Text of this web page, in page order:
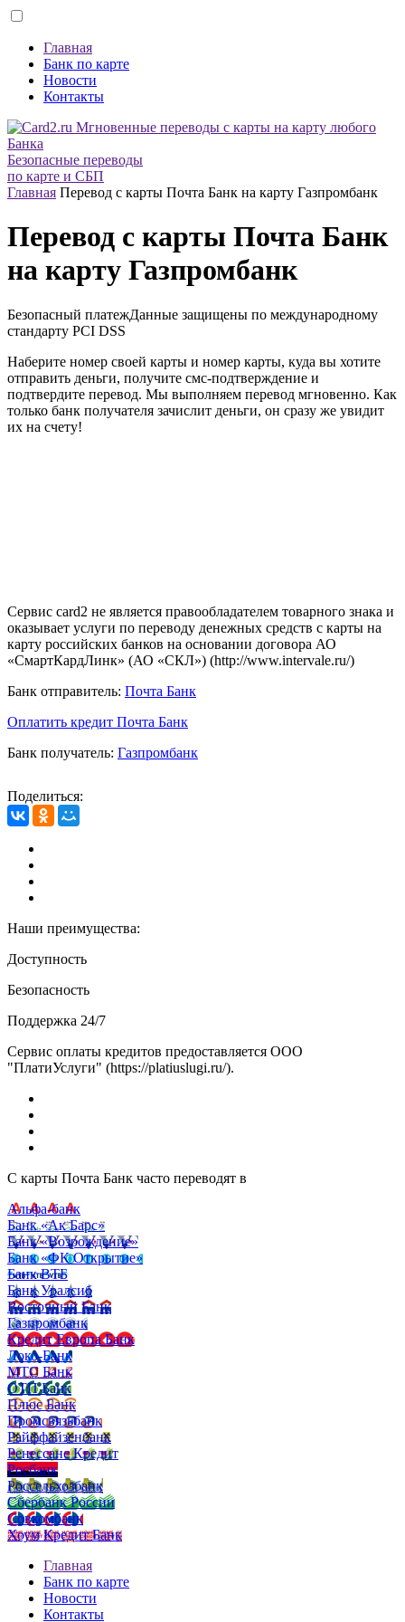
Главная
Банк по карте
Новости
Контакты
Безопасные переводы
по карте и СБП
Главная Перевод с карты Почта Банк на карту Газпромбанк
Перевод с карты Почта Банк
на карту Газпромбанк
Безопасный платежДанные защищены по международному
стандарту PCI DSS
Наберите номер своей карты и номер карты, куда вы хотите
отправить деньги, получите смс-подтверждение и
подтвердите перевод. Мы выполняем перевод мгновенно. Как
только банк получателя зачислит деньги, он сразу же увидит
их на счету!
Сервис card2 не является правообладателем товарного знака и
оказывает услуги по переводу денежных средств с карты на
карту российских банков на основании договора АО
«СмартКардЛинк» (АО «СКЛ») (http://www.intervale.ru/)
Банк отправитель: Почта Банк
Оплатить кредит Почта Банк
Банк получатель: Газпромбанк
Поделиться:
Наши преимущества:
Доступность
Безопасность
Поддержка 24/7
Сервис оплаты кредитов предоставляется ООО
"ПлатиУслуги" (https://platiuslugi.ru/).
С карты Почта Банк часто переводят в
Альфа-банк
Банк «Ак Барс»
Банк «Возрождение»
Банк «ФК Открытие»
Банк ВТБ
Банк Уралсиб
Восточный Банк
Газпромбанк
Кредит Европа Банк
Локо-Банк
МТС Банк
ОТП Банк
Плюс Банк
Промсвязьбанк
Райффайзенбанк
Ренессанс Кредит
Росбанк
Россельхозбанк
Сбербанк России
Совкомбанк
Хоум Кредит Банк
Главная
Банк по карте
Новости
Контакты